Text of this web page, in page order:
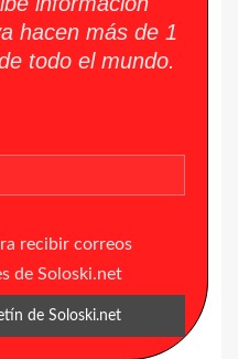
hacen más de 1
todo el mundo.
recibir correos
de Soloski.net